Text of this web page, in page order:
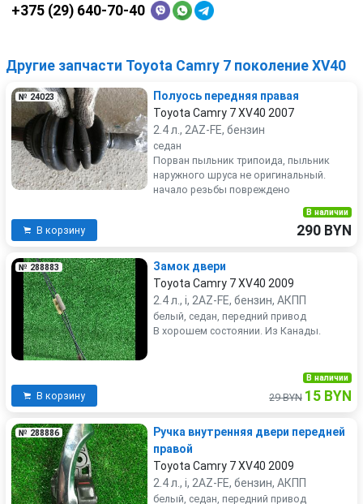
+375 (29) 640-70-40
Другие запчасти Toyota Camry 7 поколение XV40
№ 24023
Полуось передняя правая
Toyota Camry 7 XV40 2007
2.4 л., 2AZ-FE, бензин
седан
Порван пыльник трипоида, пыльник
наружного шруса не оригинальный.
начало резьбы повреждено
В корзину
В наличии
290 BYN
№ 288883
Замок двери
Toyota Camry 7 XV40 2009
2.4 л., i, 2AZ-FE, бензин, АКПП
белый, седан, передний привод
В хорошем состоянии. Из Канады.
В корзину
В наличии
29 BYN 15 BYN
№ 288886
Ручка внутренняя двери передней
правой
Toyota Camry 7 XV40 2009
2.4 л., i, 2AZ-FE, бензин, АКПП
белый, седан, передний привод